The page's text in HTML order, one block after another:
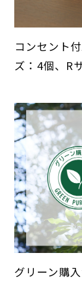
コンセント
ズ：4個、R
グリーン購